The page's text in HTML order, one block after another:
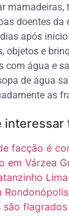
mamadeiras,
doentes
após
objetos e
com água e
de água
as
interessar
facção é
em Várzea
Rondonópolis
são